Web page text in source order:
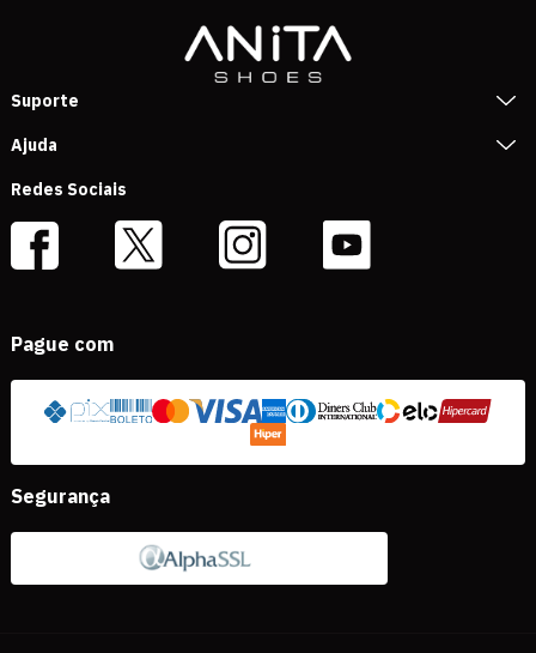
Suporte
Ajuda
Redes Sociais
Pague com
Segurança